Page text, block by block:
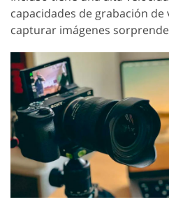
capacidades de grabación
capturar imágenes